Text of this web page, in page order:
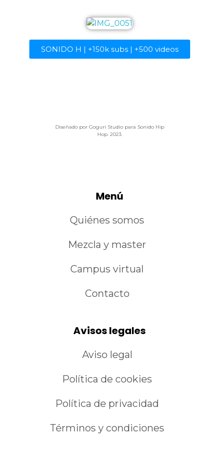
SONIDO H | +150k subs | +500 videos
Diseñado por Goguri Studio para Sonido Hip
Hop. 2023.
Menú
Quiénes somos
Mezcla y master
Campus virtual
Contacto
Avisos legales
Aviso legal
Política de cookies
Política de privacidad
Términos y condiciones